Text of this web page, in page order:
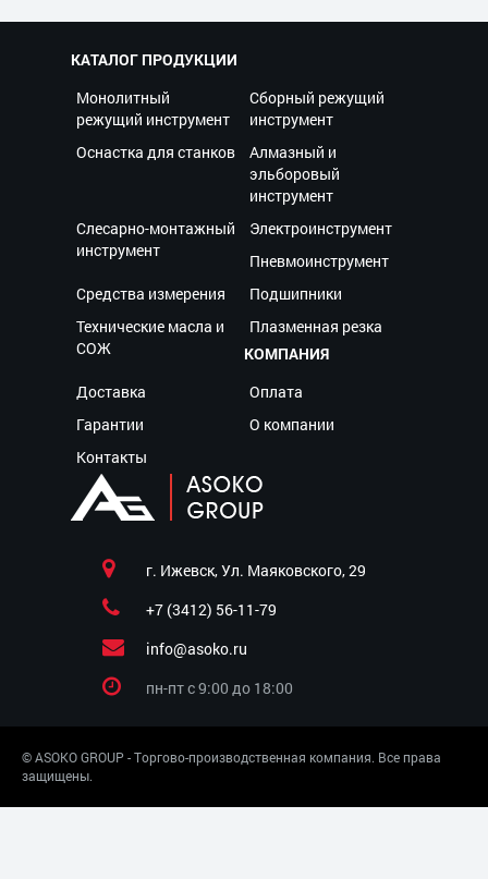
КАТАЛОГ ПРОДУКЦИИ
Монолитный
режущий инструмент
Сборный режущий
инструмент
Оснастка для станков
Алмазный и
эльборовый
инструмент
Слесарно-монтажный
инструмент
Электроинструмент
Пневмоинструмент
Средства измерения
Подшипники
Технические масла и
СОЖ
Плазменная резка
КОМПАНИЯ
Доставка
Оплата
Гарантии
О компании
Контакты
г. Ижевск, Ул. Маяковского, 29
+7 (3412) 56-11-79
info@asoko.ru
пн-пт c 9:00 до 18:00
© ASOKO GROUP - Торгово-производственная компания. Все права
защищены.